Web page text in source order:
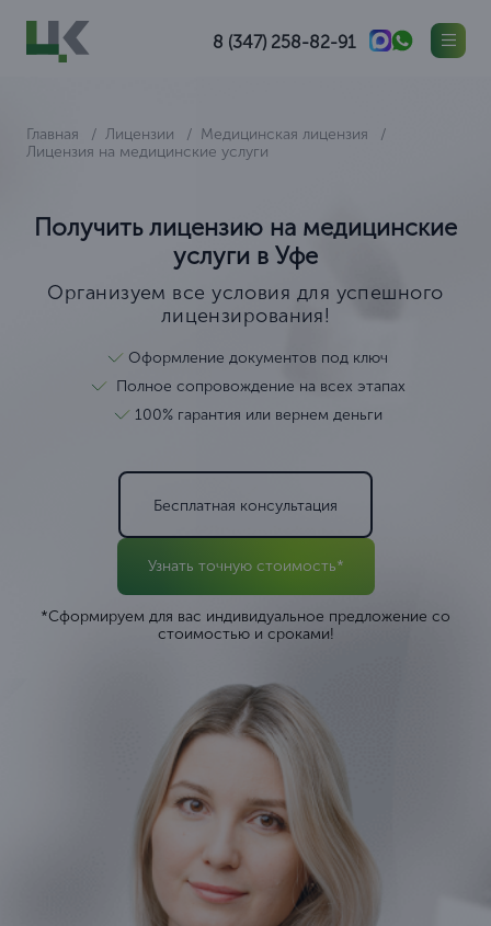
8 (347) 258-82-91
Главная Лицензии
Медицинская лицензия
Лицензия на медицинские услуги
Получить лицензию на медицинские
услуги в Уфе
Организуем все условия для успешного
лицензирования!
Оформление документов под ключ
Полное сопровождение на всех этапах
100% гарантия или вернем деньги
Бесплатная консультация
Узнать точную стоимость*
*Сформируем для вас индивидуальное предложение со
стоимостью и сроками!